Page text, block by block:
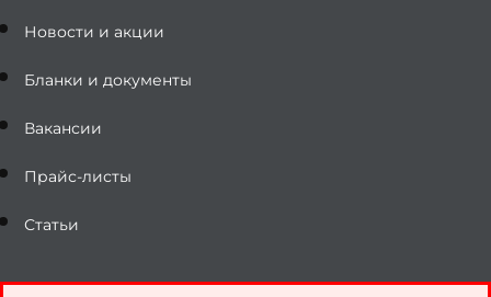
Новости и акции
Бланки и документы
Вакансии
Прайс-листы
Статьи